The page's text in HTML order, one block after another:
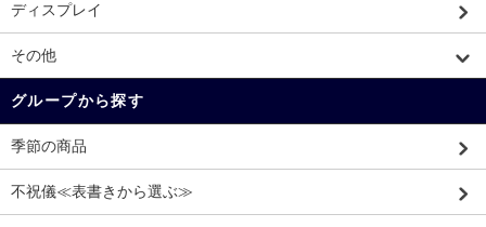
ディスプレイ
その他
グループから探す
季節の商品
不祝儀≪表書きから選ぶ≫